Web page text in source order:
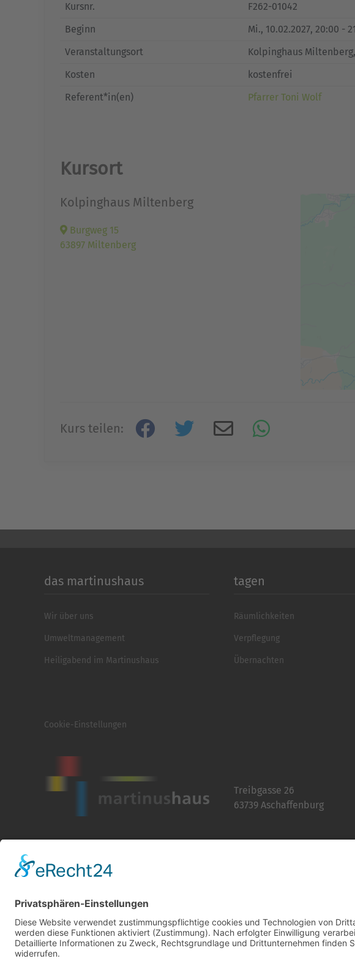
Kursnr.
F262-01042
Beginn
Mi., 10.02.2027, 20:00 -
Veranstaltungsort
Kolpinghaus
Kosten
kostenfrei
Referent*in(en)
Pfarrer Toni Wolf
Kursort
Kolpinghaus Miltenberg
Burgweg 15
63897 Miltenberg
Kurs teilen:
das martinushaus
Wir über uns
Umweltmanagement
Heiligabend im Martinushaus
tagen
Räumlichkeiten
Verpflegung
Übernachten
Cookie-Einstellungen
Treibgasse 26
63739 Aschaffenburg